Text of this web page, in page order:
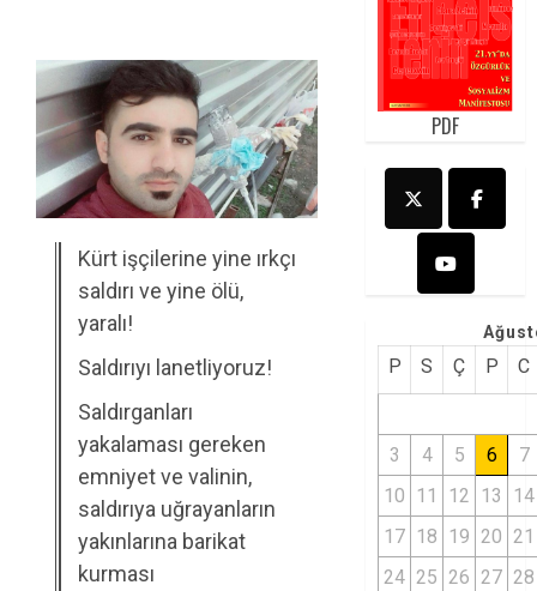
Kürt işçilerine yine ırkçı
saldırı ve yine ölü,
yaralı!
Saldırıyı lanetliyoruz!
Saldırganları
yakalaması gereken
emniyet ve valinin,
saldırıya uğrayanların
yakınlarına barikat
kurması
PDF
P S Ç P C
3 4 5 6
7
10 11 12 13
14
17 18 19 20 21
24 25 26 27 28